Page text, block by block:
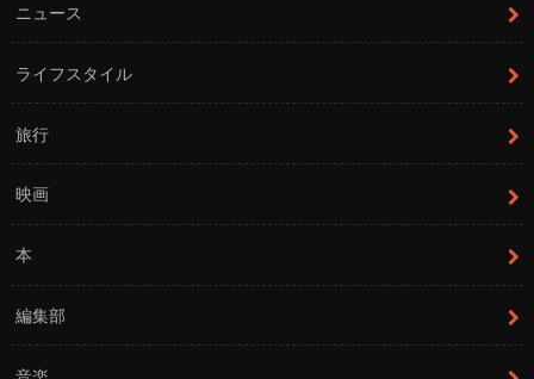
ニュース
ライフスタイル
旅行
映画
本
編集部